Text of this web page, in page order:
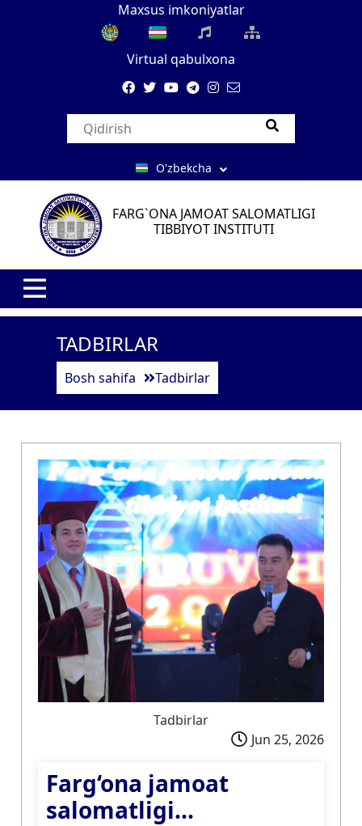
Maxsus imkoniyatlar
Virtual qabulxona
O'zbekcha
FARG`ONA JAMOAT SALOMATLIGI
TIBBIYOT INSTITUTI
TADBIRLAR
Bosh sahifa Tadbirlar
Tadbirlar
Jun 25, 2026
Farg‘ona jamoat
salomatligi...